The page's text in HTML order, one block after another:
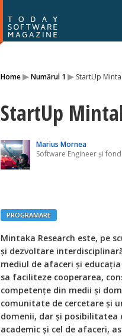
Home▸Numărul 1 ▸ StartUp
StartUp
Marius Mornea
Software Engineer și
PROGRAMARE
Mintaka Research este, pe
şi dezvoltare
mediul de afaceri şi
sa faciliteze cooperarea,
competenţe din medii şi
comunitate de cercetare şi
domenii, dar şi posibilitatea
academic şi cel de afaceri,